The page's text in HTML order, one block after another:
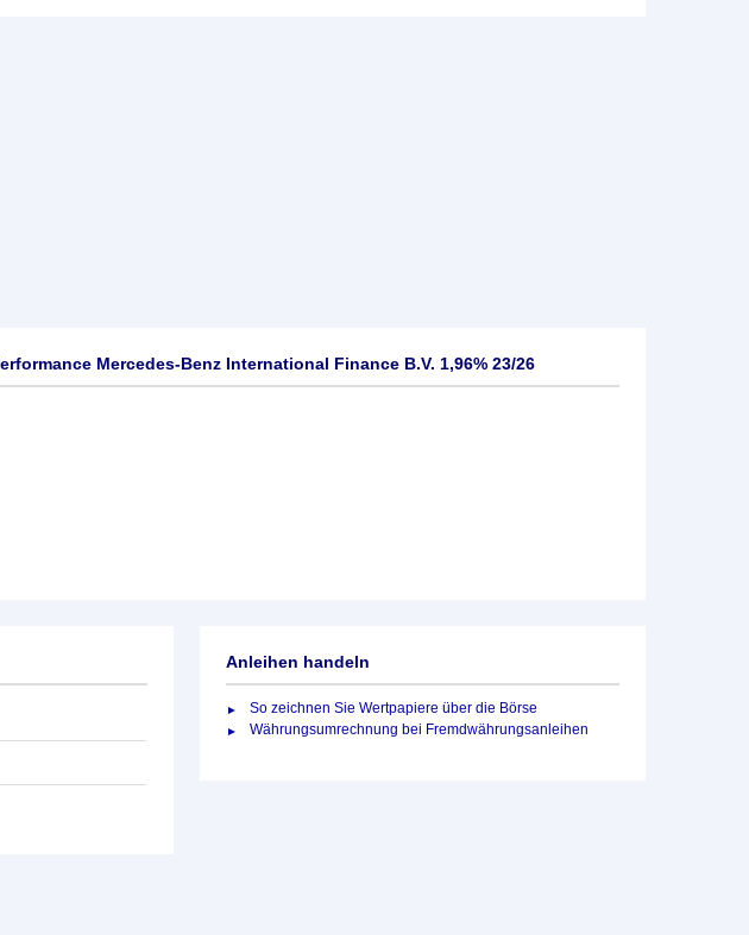
Mercedes-Benz International Finance B.V. 1,96% 23/26
Anleihen handeln
So zeichnen Sie Wertpapiere über die Börse
Währungsumrechnung bei Fremdwährungsanleihen